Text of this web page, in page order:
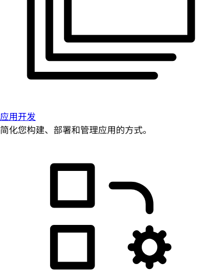
应用开发
简化您构建、部署和管理应用的方式。